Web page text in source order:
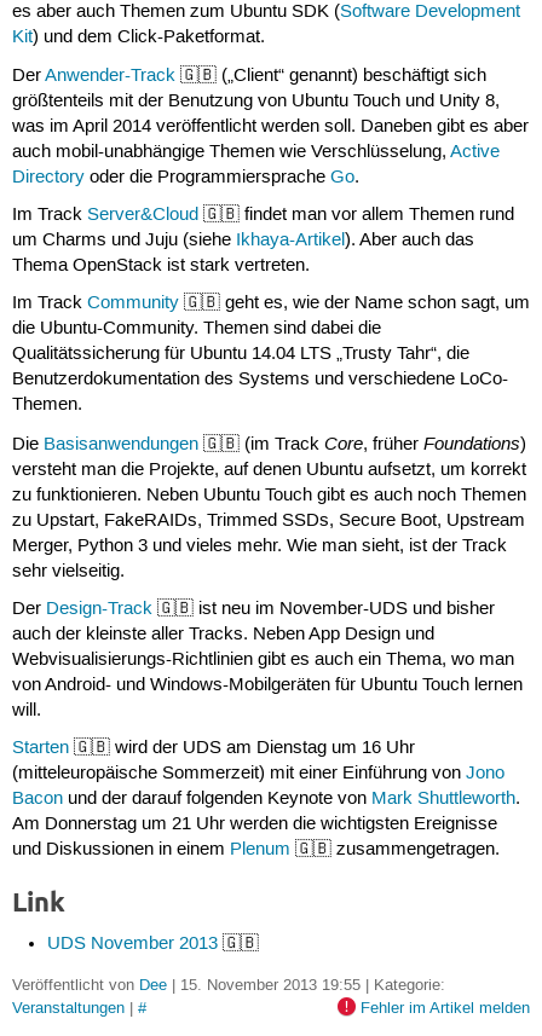
es aber auch Themen zum Ubuntu SDK (Software Development
Kit) und dem Click-Paketformat.
DerAnwender-Track🇬🇧 („Client“ genannt) beschäftigt sich
größtenteils mit der Benutzung von Ubuntu Touch und Unity 8,
was im April 2014 veröffentlicht werden soll. Daneben gibt es aber
auch mobil-unabhängige Themen wie Verschlüsselung, Active
Directoryoder die Programmiersprache Go.
Im Track Server&Cloud🇬🇧 findet man vor allem Themen rund
um Charms und Juju (siehe Ikhaya-Artikel). Aber auch das
Thema OpenStack ist stark vertreten.
Im Track Community🇬🇧 geht es, wie der Name schon sagt, um
die Ubuntu-Community. Themen sind dabei die
Qualitätssicherung für Ubuntu 14.04 LTS „Trusty Tahr“, die
Benutzerdokumentation des Systems und verschiedene LoCo-
Themen.
Die Basisanwendungen🇬🇧 (im Track Core, früher Foundations)
versteht man die Projekte, auf denen Ubuntu aufsetzt, um korrekt
zu funktionieren. Neben Ubuntu Touch gibt es auch noch Themen
zu Upstart, FakeRAIDs, Trimmed SSDs, Secure Boot, Upstream
Merger, Python 3 und vieles mehr. Wie man sieht, ist der Track
sehr vielseitig.
Der Design-Track🇬🇧 ist neu im November-UDS und bisher
auch der kleinste aller Tracks. Neben App Design und
Webvisualisierungs-Richtlinien gibt es auch ein Thema, wo man
von Android- und Windows-Mobilgeräten für Ubuntu Touch lernen
will.
Starten🇬🇧 wird der UDS am Dienstag um 16 Uhr
(mitteleuropäische Sommerzeit) mit einer Einführung von Jono
Baconund der darauf folgenden Keynote von Mark Shuttleworth.
Am Donnerstag um 21 Uhr werden die wichtigsten Ereignisse
und Diskussionen in einem Plenum 🇬🇧 zusammengetragen.
Link
UDS November 2013 🇬🇧
Veröffentlicht von Dee| 15. November 2013 19:55 | Kategorie:
Veranstaltungen| # Fehler im Artikel melden